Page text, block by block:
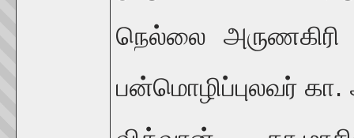
நெல்லை
பன்மொழிப்புலவர்